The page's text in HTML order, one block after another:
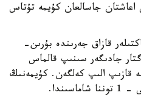
اعاشتان جاسالعان كۇيمە تۇتاس
قازاق جەرىندە بۇرىن-
جادىگەر سىنىپ قالماس
قازىپ الىپ كەلگەن. كۇيمەنىڭ